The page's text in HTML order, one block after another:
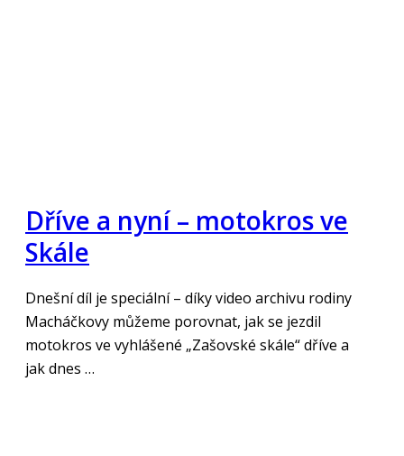
Dříve a nyní – motokros ve
Skále
Dnešní díl je speciální – díky video archivu rodiny
Macháčkovy můžeme porovnat, jak se jezdil
motokros ve vyhlášené „Zašovské skále“ dříve a
jak dnes …